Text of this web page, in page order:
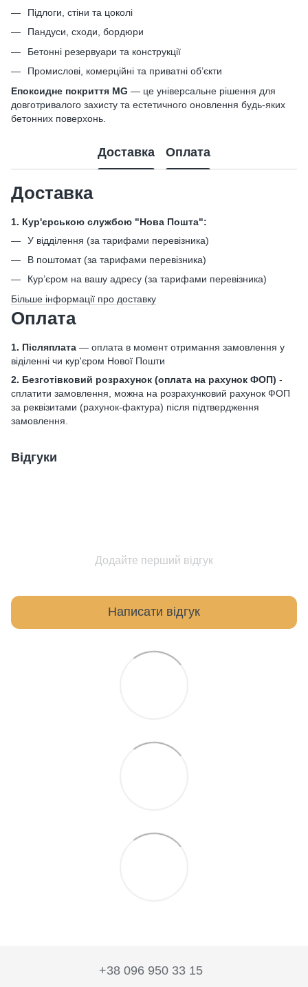
Підлоги, стіни та цоколі
Пандуси, сходи, бордюри
Бетонні резервуари та конструкції
Промислові, комерційні та приватні об’єкти
Епоксидне покриття MG — це універсальне рішення для
довготривалого захисту та естетичного оновлення будь-яких
бетонних поверхонь.
Доставка Оплата
Доставка
1. Кур'єрською службою "Нова Пошта":
У відділення (за тарифами перевізника)
В поштомат (за тарифами перевізника)
Кур’єром на вашу адресу (за тарифами перевізника)
Більше інформації про доставку
Оплата
1. Післяплата — оплата в момент отримання замовлення у
віділенні чи кур'єром Нової Пошти
2. Безготівковий розрахунок (оплата на рахунок ФОП) -
сплатити замовлення, можна на розрахунковий рахунок ФОП
за реквізитами (рахунок-фактура) після підтвердження
замовлення.
Відгуки
Додайте перший відгук
Написати відгук
+38 096 950 33 15